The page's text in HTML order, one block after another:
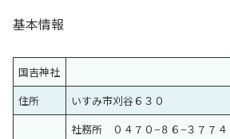
基本情報
国吉神社
住所
いすみ市刈谷６３０
社務所 ０４７０−８６−３７７４